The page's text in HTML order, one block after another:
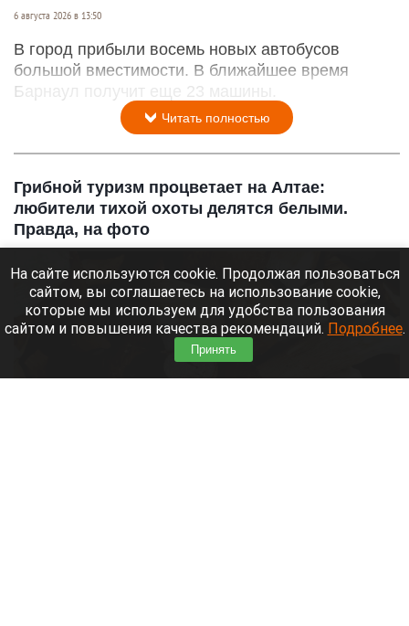
6 августа 2026 в 13:50
В город прибыли восемь новых автобусов
большой вместимости. В ближайшее время
Барнаул получит еще 23 машины.
Читать полностью
Грибной туризм процветает на Алтае:
любители тихой охоты делятся белыми.
Правда, на фото
На сайте используются cookie. Продолжая пользоваться
сайтом, вы соглашаетесь на использование cookie,
которые мы используем для удобства пользования
сайтом и повышения качества рекомендаций. Подробнее.
Принять